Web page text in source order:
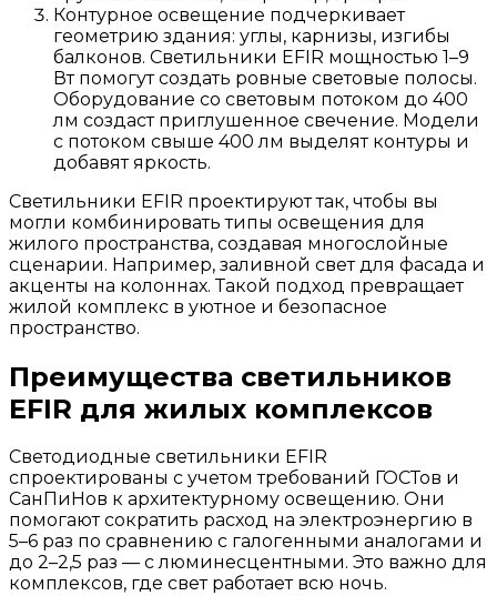
Контурное освещение подчеркивает
геометрию здания: углы, карнизы, изгибы
балконов. Светильники EFIR мощностью 1–9
Вт помогут создать ровные световые полосы.
Оборудование со световым потоком до 400
лм создаст приглушенное свечение. Модели
с потоком свыше 400 лм выделят контуры и
добавят яркость.
Светильники EFIR проектируют так, чтобы вы
могли комбинировать типы освещения для
жилого пространства, создавая многослойные
сценарии. Например, заливной свет для фасада и
акценты на колоннах. Такой подход превращает
жилой комплекс в уютное и безопасное
пространство.
Преимущества светильников
EFIR для жилых комплексов
Светодиодные светильники EFIR
спроектированы с учетом требований ГОСТов и
СанПиНов к архитектурному освещению. Они
помогают сократить расход на электроэнергию в
5–6 раз по сравнению с галогенными аналогами и
до 2–2,5 раз — с люминесцентными. Это важно для
комплексов, где свет работает всю ночь.